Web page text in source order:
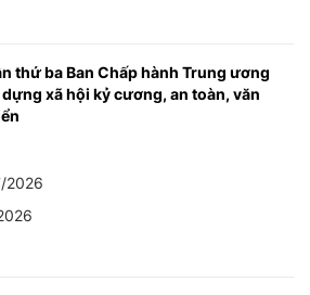
thứ ba Ban Chấp hành Trung ương
xã hội kỷ cương, an toàn, văn
2026